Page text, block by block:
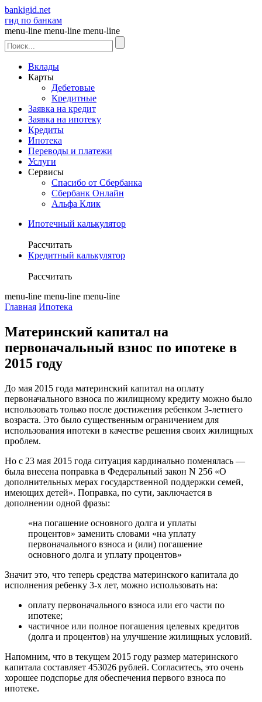
bankigid.net
гид по банкам
menu-line menu-line menu-line
Вклады
Карты
Дебетовые
Кредитные
Заявка на кредит
Заявка на ипотеку
Кредиты
Ипотека
Переводы и платежи
Услуги
Сервисы
Спасибо от Сбербанка
Сбербанк Онлайн
Альфа Клик
Ипотечный калькулятор
Рассчитать
Кредитный калькулятор
Рассчитать
menu-line menu-line menu-line
Главная Ипотека
Материнский капитал на
первоначальный взнос по ипотеке в
2015 году
До мая 2015 года материнский капитал на оплату
первоначального взноса по жилищному кредиту можно было
использовать только после достижения ребенком 3-летнего
возраста. Это было существенным ограничением для
использования ипотеки в качестве решения своих жилищных
проблем.
Но с 23 мая 2015 года ситуация кардинально поменялась —
была внесена поправка в Федеральный закон N 256 «О
дополнительных мерах государственной поддержки семей,
имеющих детей». Поправка, по сути, заключается в
дополнении одной фразы:
«на погашение основного долга и уплаты
процентов» заменить словами «на уплату
первоначального взноса и (или) погашение
основного долга и уплату процентов»
Значит это, что теперь средства материнского капитала до
исполнения ребенку 3-х лет, можно использовать на:
оплату первоначального взноса или его части по
ипотеке;
частичное или полное погашения целевых кредитов
(долга и процентов) на улучшение жилищных условий.
Напомним, что в текущем 2015 году размер материнского
капитала составляет 453026 рублей. Согласитесь, это очень
хорошее подспорье для обеспечения первого взноса по
ипотеке.